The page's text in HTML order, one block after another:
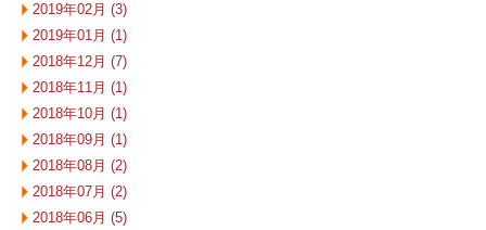
2019年02月 (3)
2019年01月 (1)
2018年12月 (7)
2018年11月 (1)
2018年10月 (1)
2018年09月 (1)
2018年08月 (2)
2018年07月 (2)
2018年06月 (5)